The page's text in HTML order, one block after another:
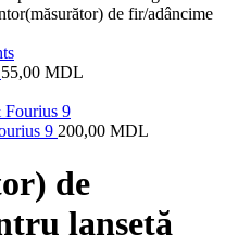
de fir/adâncime
55,00 MDL
9 200,00 MDL
de
lansetă